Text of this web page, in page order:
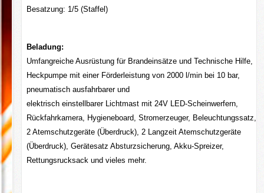
Besatzung: 1/5 (Staffel)
Beladung:
Umfangreiche Ausrüstung für Brandeinsätze und Technische Hilfe,
Heckpumpe mit einer Förderleistung von 2000 l/min bei 10 bar,
pneumatisch ausfahrbarer und
elektrisch einstellbarer Lichtmast mit 24V LED-Scheinwerfern,
Rückfahrkamera, Hygieneboard, Stromerzeuger, Beleuchtungssatz,
2 Atemschutzgeräte (Überdruck), 2 Langzeit Atemschutzgeräte
(Überdruck), Gerätesatz Absturzsicherung, Akku-Spreizer,
Rettungsrucksack und vieles mehr.